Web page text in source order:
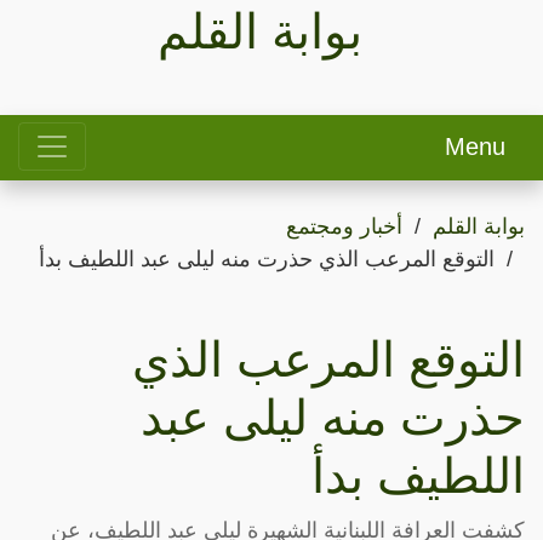
بوابة القلم
Menu
بوابة القلم
أخبار ومجتمع
التوقع المرعب الذي حذرت منه ليلى عبد اللطيف بدأ
التوقع المرعب الذي
حذرت منه ليلى عبد
اللطيف بدأ
كشفت العرافة اللبنانية الشهيرة ليلى عبد اللطيف، عن